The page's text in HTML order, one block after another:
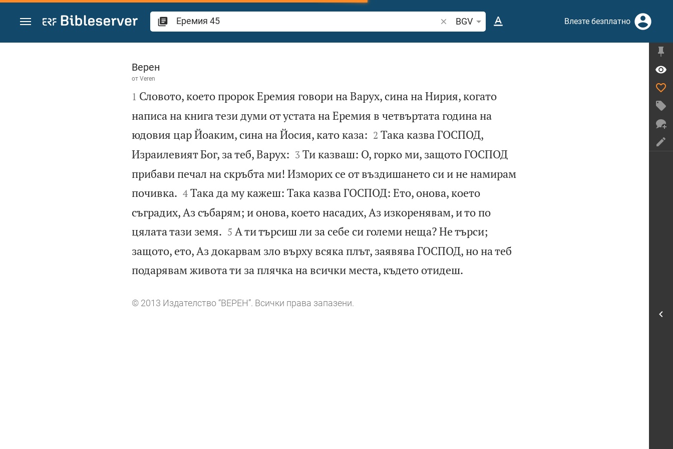
Преминете към съдържанието
Търсете стих или дума в Библията
BGV Влезте безплатно
Еремия 45
Верен
от Veren

1 Словото, което пророк Еремия говори на Варух, сина на Нирия, когато
написа на книга тези думи от устата на Еремия в четвъртата година на
юдовия цар Йоаким, сина на Йосия, като каза:
2 Така казва ГОСПОД,
Израилевият Бог, за теб, Варух:
3 Ти казваш: О, горко ми, защото ГОСПОД
прибави печал на скръбта ми! Изморих се от въздишането си и не намирам
почивка.
4 Така да му кажеш: Така казва ГОСПОД: Ето, онова, което
съградих, Аз събарям; и онова, което насадих, Аз изкоренявам, и то по
цялата тази земя.
5 А ти търсиш ли за себе си големи неща? Не търси;
защото, ето, Аз докарвам зло върху всяка плът, заявява ГОСПОД, но на теб
подарявам живота ти за плячка на всички места, където отидеш.
© 2013 Издателство “ВЕРЕН”. Всички права запазени.